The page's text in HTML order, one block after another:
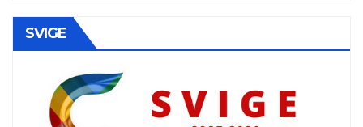
SVIGE